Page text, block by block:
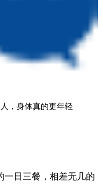
，身体真的更年轻
一日三餐，相差无几的